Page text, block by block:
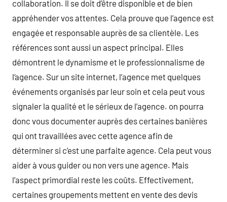
collaboration. Il se doit d’être disponible et de bien
appréhender vos attentes. Cela prouve que l’agence est
engagée et responsable auprès de sa clientèle. Les
références sont aussi un aspect principal. Elles
démontrent le dynamisme et le professionnalisme de
l‘agence. Sur un site internet, l’agence met quelques
événements organisés par leur soin et cela peut vous
signaler la qualité et le sérieux de l’agence. on pourra
donc vous documenter auprès des certaines banières
qui ont travaillées avec cette agence afin de
déterminer si c’est une parfaite agence. Cela peut vous
aider à vous guider ou non vers une agence. Mais
l’aspect primordial reste les coûts. Effectivement,
certaines groupements mettent en vente des devis